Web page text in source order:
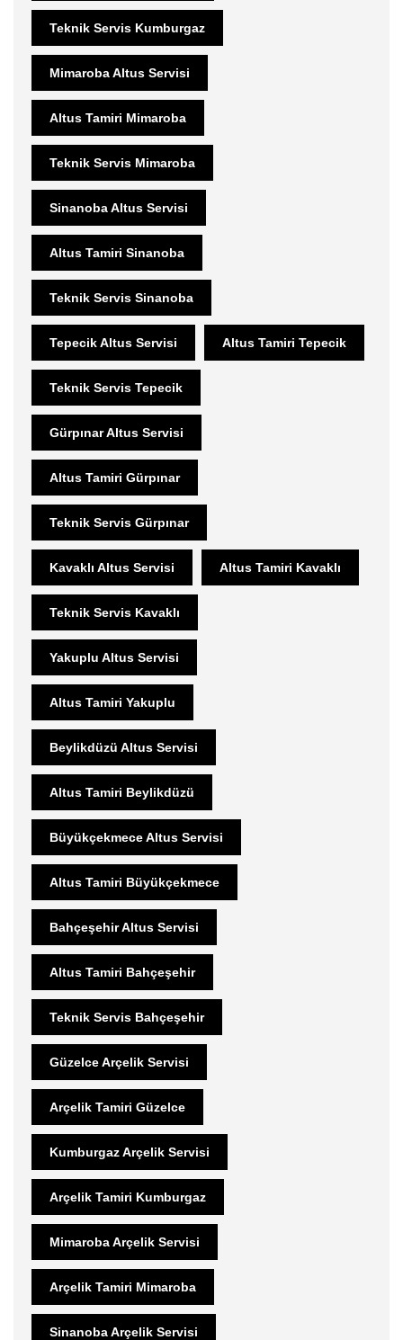
Teknik Servis Kumburgaz
Mimaroba Altus Servisi
Altus Tamiri Mimaroba
Teknik Servis Mimaroba
Sinanoba Altus Servisi
Altus Tamiri Sinanoba
Teknik Servis Sinanoba
Tepecik Altus Servisi Altus Tamiri Tepecik
Teknik Servis Tepecik
Gürpınar Altus Servisi
Altus Tamiri Gürpınar
Teknik Servis Gürpınar
Kavaklı Altus Servisi Altus Tamiri Kavaklı
Teknik Servis Kavaklı
Yakuplu Altus Servisi
Altus Tamiri Yakuplu
Beylikdüzü Altus Servisi
Altus Tamiri Beylikdüzü
Büyükçekmece Altus Servisi
Altus Tamiri Büyükçekmece
Bahçeşehir Altus Servisi
Altus Tamiri Bahçeşehir
Teknik Servis Bahçeşehir
Güzelce Arçelik Servisi
Arçelik Tamiri Güzelce
Kumburgaz Arçelik Servisi
Arçelik Tamiri Kumburgaz
Mimaroba Arçelik Servisi
Arçelik Tamiri Mimaroba
Sinanoba Arçelik Servisi